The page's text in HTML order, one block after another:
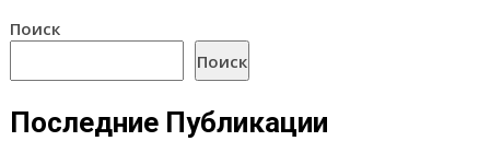
Поиск
Поиск
Последние Публикации